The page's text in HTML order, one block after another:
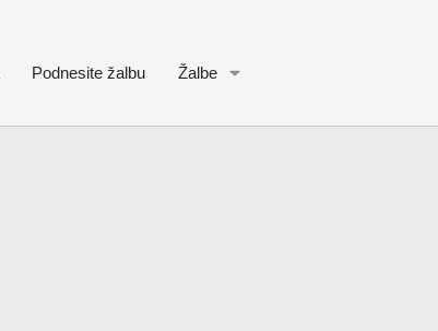
Podnesite žalbu Žalbe